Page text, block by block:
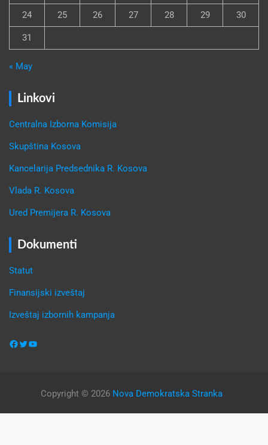
24 25 26 27 28 29 30
31
« May
Linkovi
Centralna Izborna Komisija
Skupština Kosova
Kancelarija Predsednika R. Kosova
Vlada R. Kosova
Ured Premijera R. Kosova
Dokumenti
Statut
Finansijski izveštaj
Izveštaj izbornih kampanja
Copyright © 2026 Nova Demokratska Stranka